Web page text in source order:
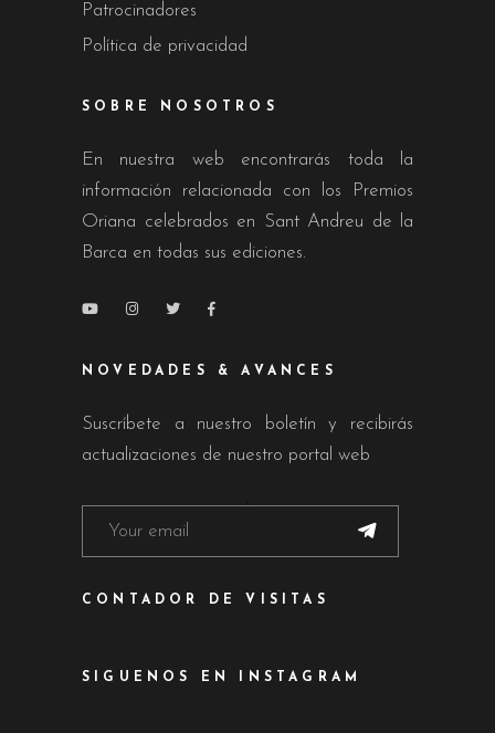
Patrocinadores
Política de privacidad
SOBRE NOSOTROS
En nuestra web encontrarás toda la
información relacionada con los Premios
Oriana celebrados en Sant Andreu de la
Barca en todas sus ediciones.
NOVEDADES & AVANCES
Suscríbete a nuestro boletín y recibirás
actualizaciones de nuestro portal web
CONTADOR DE VISITAS
SIGUENOS EN INSTAGRAM